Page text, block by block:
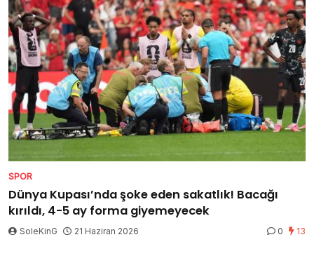
SPOR
Dünya Kupası’nda şoke eden sakatlık! Bacağı
kırıldı, 4-5 ay forma giyemeyecek
SoleKinG 21 Haziran 2026 0 13